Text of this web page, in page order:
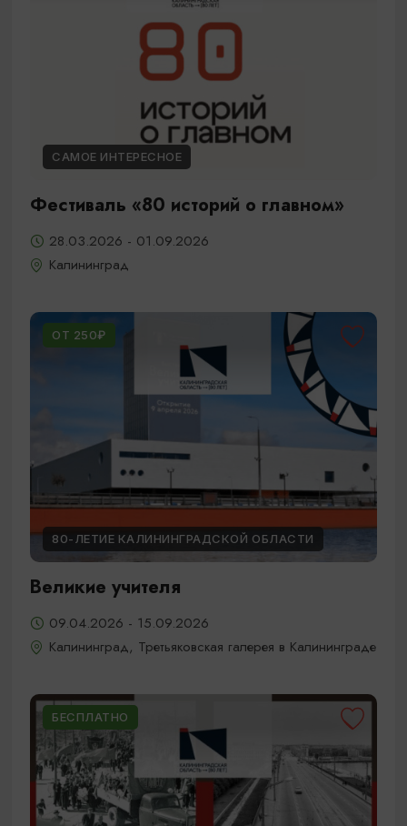
САМОЕ ИНТЕРЕСНОЕ
Фестиваль «80 историй о главном»
28.03.2026 - 01.09.2026
Калининград
ОТ 250₽
80-ЛЕТИЕ КАЛИНИНГРАДСКОЙ ОБЛАСТИ
Великие учителя
09.04.2026 - 15.09.2026
Калининград, Третьяковская галерея в Калининграде
БЕСПЛАТНО